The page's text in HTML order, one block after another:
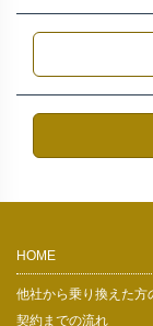
HOME
他社から乗り換えた方
契約までの流れ